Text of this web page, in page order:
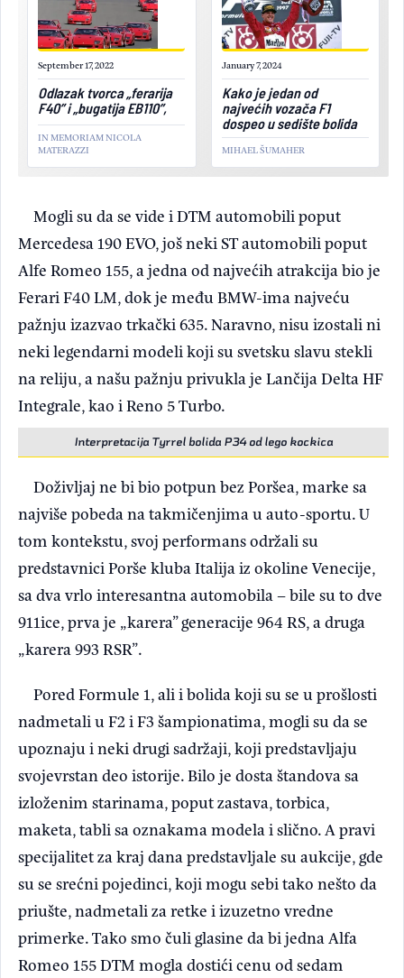
September 17, 2022
Odlazak tvorca „ferarija
F40” i „bugatija EB110”,
IN MEMORIAM NICOLA
MATERAZZI
January 7, 2024
Kako je jedan od
najvećih vozača F1
dospeo u sedište bolida
MIHAEL ŠUMAHER
Mogli su da se vide i DTM automobili poput
Mercedesa 190 EVO, još neki ST automobili poput
Alfe Romeo 155, a jedna od najvećih atrakcija bio je
Ferari F40 LM, dok je među BMW-ima najveću
pažnju izazvao trkački 635. Naravno, nisu izostali ni
neki legendarni modeli koji su svetsku slavu stekli
na reliju, a našu pažnju privukla je Lančija Delta HF
Integrale, kao i Reno 5 Turbo.
Interpretacija Tyrrel bolida P34 od lego kockica
Doživljaj ne bi bio potpun bez Poršea, marke sa
najviše pobeda na takmičenjima u auto-sportu. U
tom kontekstu, svoj performans održali su
predstavnici Porše kluba Italija iz okoline Venecije,
sa dva vrlo interesantna automobila – bile su to dve
911ice, prva je „karera” generacije 964 RS, a druga
„karera 993 RSR”.
Pored Formule 1, ali i bolida koji su se u prošlosti
nadmetali u F2 i F3 šampionatima, mogli su da se
upoznaju i neki drugi sadržaji, koji predstavljaju
svojevrstan deo istorije. Bilo je dosta štandova sa
izloženim starinama, poput zastava, torbica,
maketa, tabli sa oznakama modela i slično. A pravi
specijalitet za kraj dana predstavljale su aukcije, gde
su se srećni pojedinci, koji mogu sebi tako nešto da
priušte, nadmetali za retke i izuzetno vredne
primerke. Tako smo čuli glasine da bi jedna Alfa
Romeo 155 DTM mogla dostići cenu od sedam